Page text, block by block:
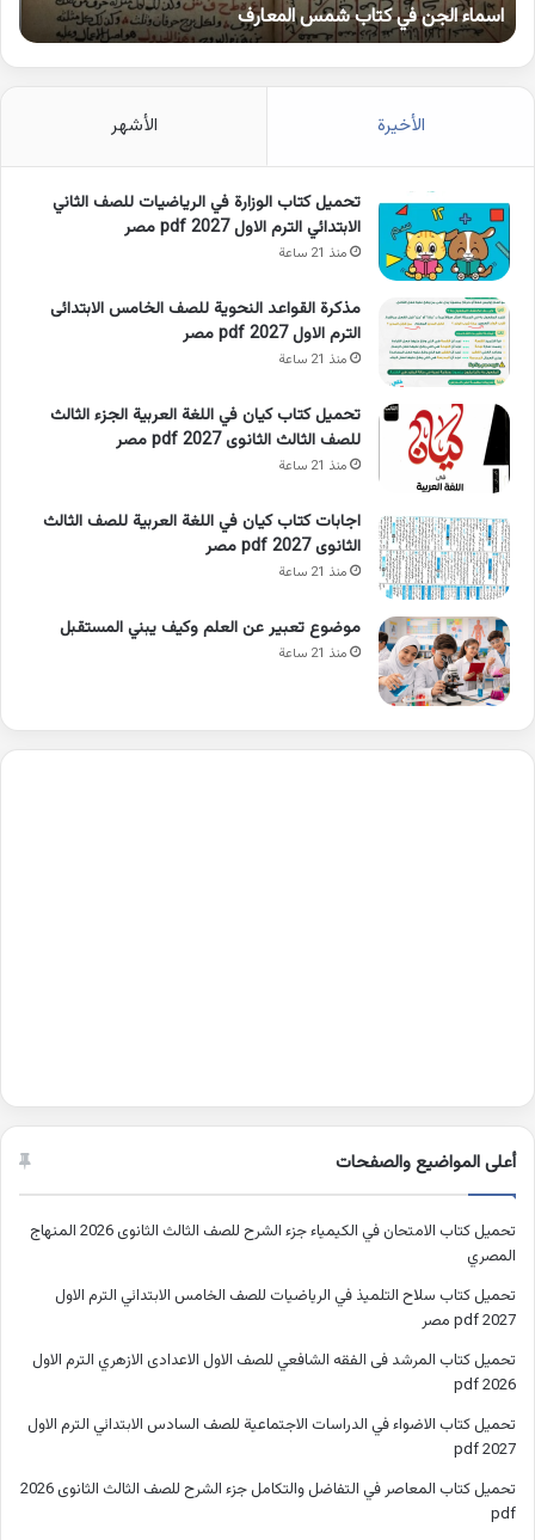
اسماء الجن في كتاب شمس المعارف
الأخيرة الأشهر
تحميل كتاب الوزارة في الرياضيات للصف الثاني
الابتدائي الترم الاول 2027 pdf مصر
منذ 21 ساعة
مذكرة القواعد النحوية للصف الخامس الابتدائى
الترم الاول 2027 pdf مصر
منذ 21 ساعة
تحميل كتاب كيان في اللغة العربية الجزء الثالث
للصف الثالث الثانوى 2027 pdf مصر
منذ 21 ساعة
اجابات كتاب كيان في اللغة العربية للصف الثالث
الثانوى 2027 pdf مصر
منذ 21 ساعة
موضوع تعبير عن العلم وكيف يبني المستقبل
منذ 21 ساعة
أعلى المواضيع والصفحات
تحميل كتاب الامتحان في الكيمياء جزء الشرح للصف الثالث الثانوى 2026 المنهاج
المصري
تحميل كتاب سلاح التلميذ في الرياضيات للصف الخامس الابتدائي الترم الاول
2027 pdf مصر
تحميل كتاب المرشد فى الفقه الشافعي للصف الاول الاعدادى الازهري الترم الاول
2026 pdf
تحميل كتاب الاضواء في الدراسات الاجتماعية للصف السادس الابتدائي الترم الاول
2027 pdf
تحميل كتاب المعاصر في التفاضل والتكامل جزء الشرح للصف الثالث الثانوى 2026
pdf